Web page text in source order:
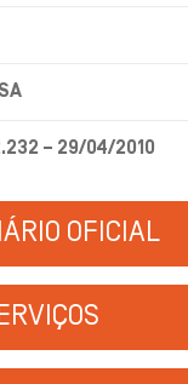
– 29/04/2010
OFICIAL